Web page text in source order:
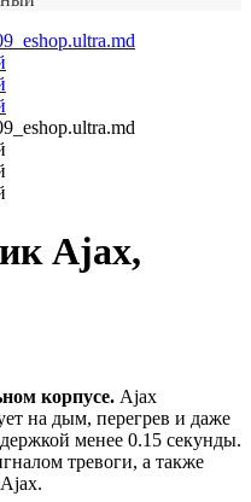
Ajax,
корпусе. Ajax
на дым, перегрев и даже
менее 0.15 секунды.
тревоги, а также